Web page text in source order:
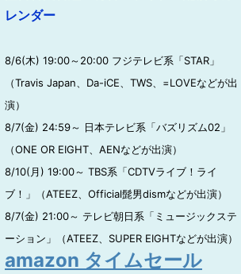
レンダー
8/6(木) 19:00～20:00 フジテレビ系「STAR」
（Travis Japan、Da-iCE、TWS、=LOVEなどが出
演）
8/7(金) 24:59～ 日本テレビ系「バズリズム02」
（ONE OR EIGHT、AENなどが出演）
8/10(月) 19:00～ TBS系「CDTVライブ！ライ
ブ！」（ATEEZ、Official髭男dismなどが出演）
8/7(金) 21:00～ テレビ朝日系「ミュージックステ
ーション」（ATEEZ、SUPER EIGHTなどが出演）
amazon タイムセール